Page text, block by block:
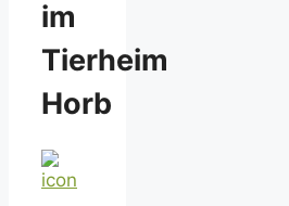
im
Tierheim
Horb